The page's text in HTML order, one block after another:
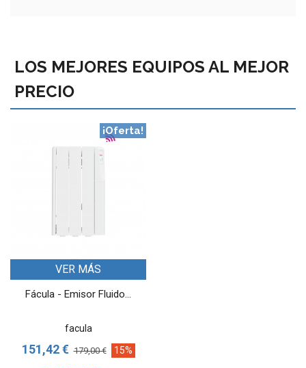
LOS MEJORES EQUIPOS AL MEJOR
PRECIO
¡Oferta!
VER MÁS
Fácula - Emisor Fluido...
facula
151,42 € 179,00 € 15%